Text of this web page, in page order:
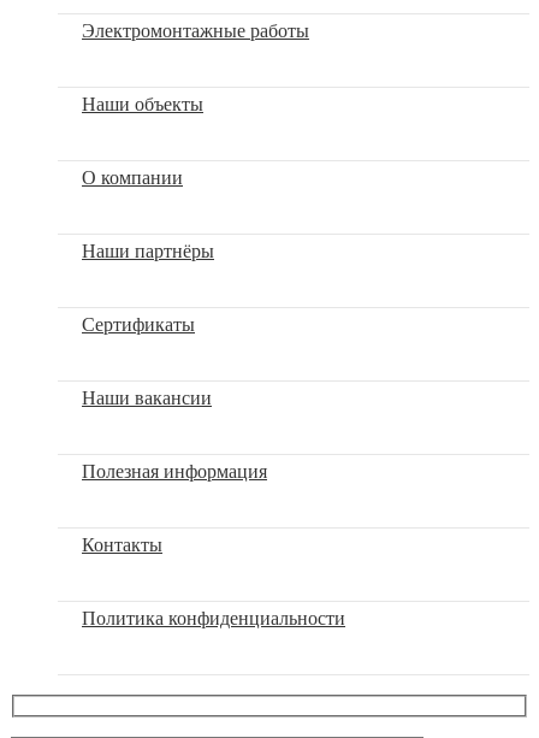
Электромонтажные работы
Наши объекты
О компании
Наши партнёры
Сертификаты
Наши вакансии
Полезная информация
Контакты
Политика конфиденциальности